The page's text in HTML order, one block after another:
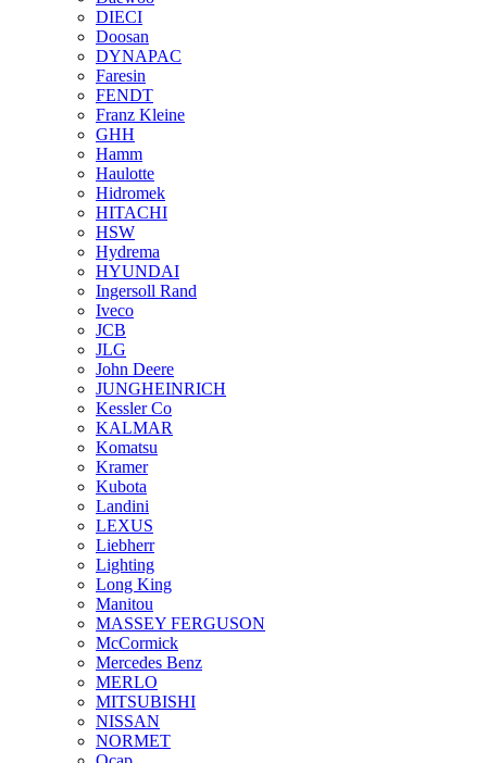
DIECI
Doosan
DYNAPAC
Faresin
FENDT
Franz Kleine
GHH
Hamm
Haulotte
Hidromek
HITACHI
HSW
Hydrema
HYUNDAI
Ingersoll Rand
Iveco
JCB
JLG
John Deere
JUNGHEINRICH
Kessler Co
KALMAR
Komatsu
Kramer
Kubota
Landini
LEXUS
Liebherr
Lighting
Long King
Manitou
MASSEY FERGUSON
McCormick
Mercedes Benz
MERLO
MITSUBISHI
NISSAN
NORMET